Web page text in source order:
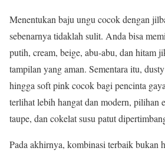
Menentukan baju ungu cocok dengan
sebenarnya tidaklah sulit. Anda bisa
putih, cream, beige, abu-abu, dan hitam
tampilan yang aman. Sementara itu,
hingga soft pink cocok bagi pencinta
terlihat lebih hangat dan modern, pilihan
taupe, dan cokelat susu patut
Pada akhirnya, kombinasi terbaik bukan